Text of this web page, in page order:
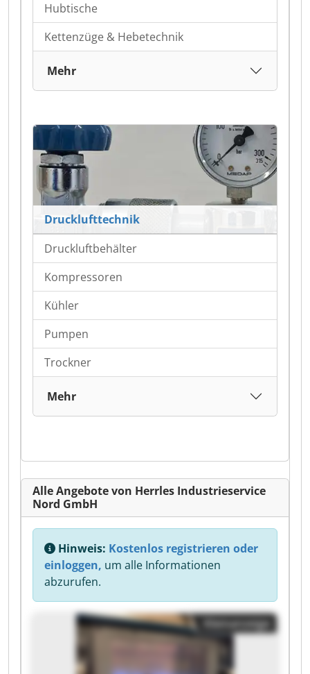
Hubtische
Kettenzüge & Hebetechnik
Mehr
Drucklufttechnik
Druckluftbehälter
Kompressoren
Kühler
Pumpen
Trockner
Mehr
Alle Angebote von Herrles Industrieservice
Nord GmbH
Hinweis: Kostenlos registrieren oder
einloggen, um alle Informationen
abzurufen.
Kleinanzeige